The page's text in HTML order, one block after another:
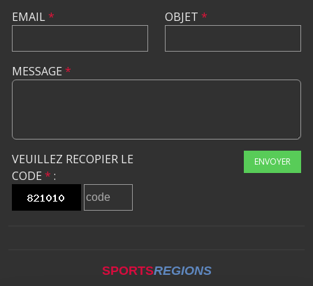
EMAIL* OBJET *
MESSAGE *
VEUILLEZ RECOPIER LE
CODE * :
ENVOYER
SPORTSREGIONS